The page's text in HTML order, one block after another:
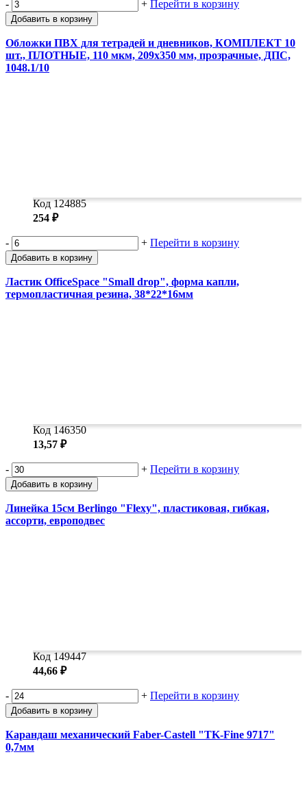
- + Перейти в корзину
Добавить в корзину
Обложки ПВХ для тетрадей и дневников, КОМПЛЕКТ 10
шт., ПЛОТНЫЕ, 110 мкм, 209х350 мм, прозрачные, ДПС,
1048.1/10
Код 124885
254 ₽
- + Перейти в корзину
Добавить в корзину
Ластик OfficeSpace "Small drop", форма капли,
термопластичная резина, 38*22*16мм
Код 146350
13,57 ₽
- + Перейти в корзину
Добавить в корзину
Линейка 15см Berlingo "Flexy", пластиковая, гибкая,
ассорти, европодвес
Код 149447
44,66 ₽
- + Перейти в корзину
Добавить в корзину
Карандаш механический Faber-Castell "TK-Fine 9717"
0,7мм